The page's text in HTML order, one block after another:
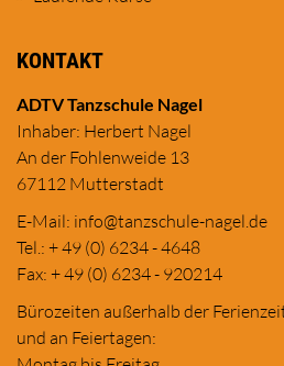
KONTAKT
ADTV Tanzschule Nagel
Inhaber: Herbert Nagel
An der Fohlenweide 13
67112 Mutterstadt
E-Mail: info@tanzschule-nagel.de
Tel.: + 49 (0) 6234 - 4648
Fax: + 49 (0) 6234 - 920214
Bürozeiten außerhalb der
und an Feiertagen: